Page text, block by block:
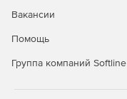
Вакансии
Помощь
Группа компаний Softline